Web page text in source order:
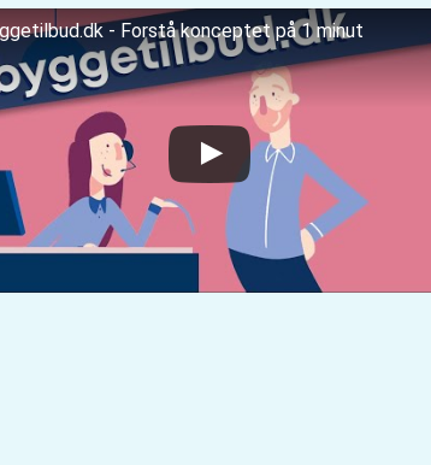
- Forstå konceptet på 1 minut